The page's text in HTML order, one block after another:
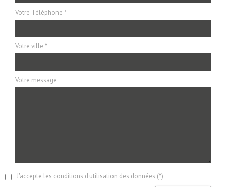
Votre Téléphone *
Votre ville *
Votre message
J'accepte les conditions d'utilisation des données (*)